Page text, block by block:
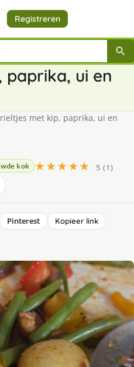
Registreren
paprika, ui en
met kip, paprika, ui en
kok ★★★★★
5 (1)
Pinterest
Kopieer link